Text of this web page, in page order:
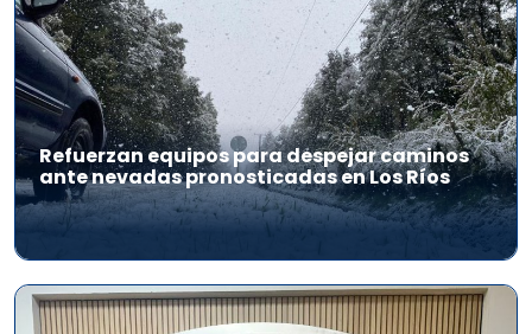
Refuerzan equipos para despejar caminos
ante nevadas pronosticadas en Los Ríos